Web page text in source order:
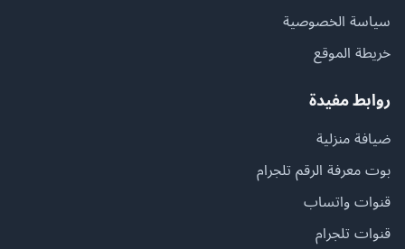
سياسة الخصوصية
خريطة الموقع
روابط مفيدة
ضيافة منزلية
بوت معرفة الرقم تلجرام
قنوات واتساب
قنوات تلجرام